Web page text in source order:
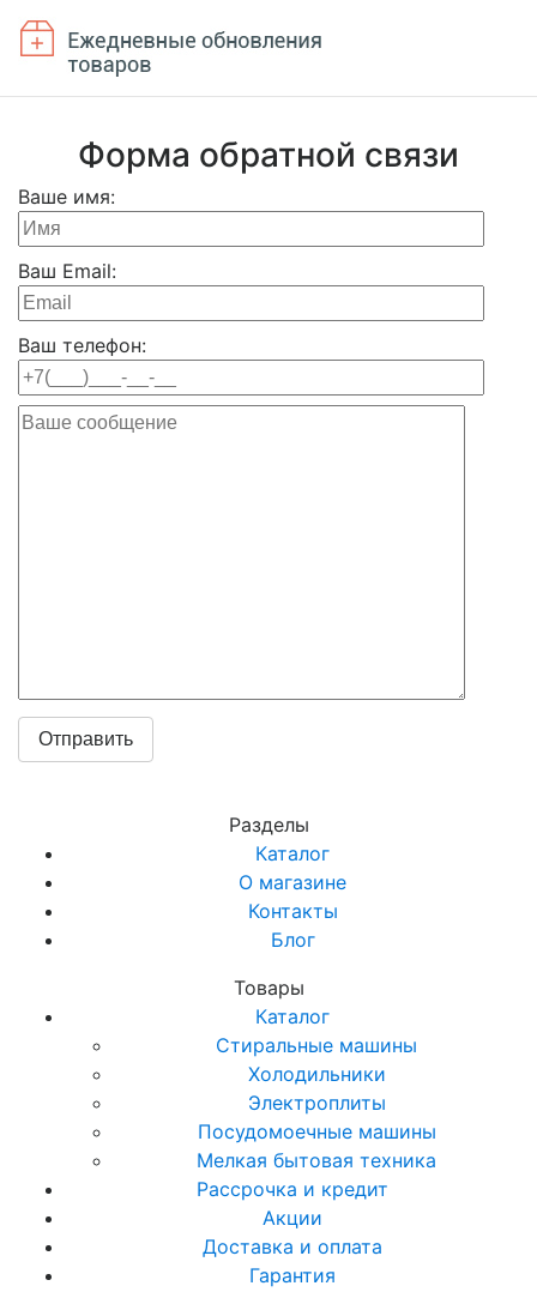
Форма обратной связи
Ваше имя:
Ваш Email:
Ваш телефон:
Разделы
Каталог
О магазине
Контакты
Блог
Товары
Каталог
Стиральные машины
Холодильники
Электроплиты
Посудомоечные машины
Мелкая бытовая техника
Рассрочка и кредит
Акции
Доставка и оплата
Гарантия